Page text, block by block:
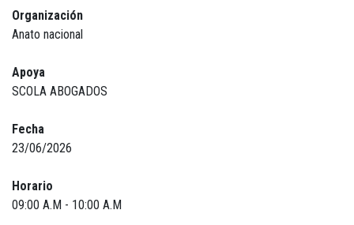
Organización
Anato nacional
Apoya
SCOLA ABOGADOS
Fecha
23/06/2026
Horario
09:00 A.M - 10:00 A.M